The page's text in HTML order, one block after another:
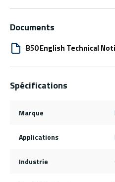
Documents
B50 English Technical
Spécifications
Marque
Applications
Industrie